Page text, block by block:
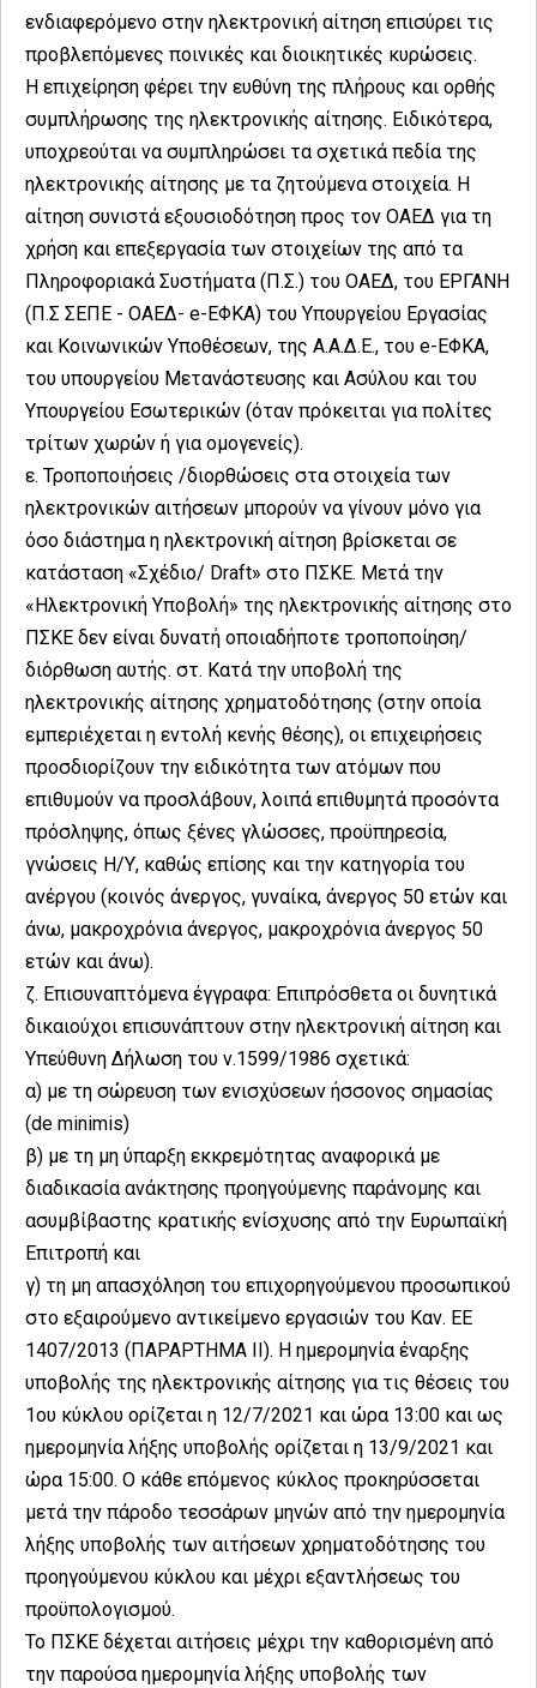
ενδιαφερόμενο στην ηλεκτρονική αίτηση επισύρει τις
προβλεπόμενες ποινικές και διοικητικές κυρώσεις.
Η επιχείρηση φέρει την ευθύνη της πλήρους και ορθής
συμπλήρωσης της ηλεκτρονικής αίτησης. Ειδικότερα,
υποχρεούται να συμπληρώσει τα σχετικά πεδία της
ηλεκτρονικής αίτησης με τα ζητούμενα στοιχεία. Η
αίτηση συνιστά εξουσιοδότηση προς τον ΟΑΕΔ για τη
χρήση και επεξεργασία των στοιχείων της από τα
Πληροφοριακά Συστήματα (Π.Σ.) του ΟΑΕΔ, του ΕΡΓΑΝΗ
(Π.Σ ΣΕΠΕ - ΟΑΕΔ- e-ΕΦΚΑ) του Υπουργείου Εργασίας
και Κοινωνικών Υποθέσεων, της Α.Α.Δ.Ε., του e-ΕΦΚΑ,
του υπουργείου Μετανάστευσης και Ασύλου και του
Υπουργείου Εσωτερικών (όταν πρόκειται για πολίτες
τρίτων χωρών ή για ομογενείς).
ε. Τροποποιήσεις /διορθώσεις στα στοιχεία των
ηλεκτρονικών αιτήσεων μπορούν να γίνουν μόνο για
όσο διάστημα η ηλεκτρονική αίτηση βρίσκεται σε
κατάσταση «Σχέδιο/ Draft» στο ΠΣΚΕ. Μετά την
«Ηλεκτρονική Υποβολή» της ηλεκτρονικής αίτησης στο
ΠΣΚΕ δεν είναι δυνατή οποιαδήποτε τροποποίηση/
διόρθωση αυτής. στ. Κατά την υποβολή της
ηλεκτρονικής αίτησης χρηματοδότησης (στην οποία
εμπεριέχεται η εντολή κενής θέσης), οι επιχειρήσεις
προσδιορίζουν την ειδικότητα των ατόμων που
επιθυμούν να προσλάβουν, λοιπά επιθυμητά προσόντα
πρόσληψης, όπως ξένες γλώσσες, προϋπηρεσία,
γνώσεις Η/Υ, καθώς επίσης και την κατηγορία του
ανέργου (κοινός άνεργος, γυναίκα, άνεργος 50 ετών και
άνω, μακροχρόνια άνεργος, μακροχρόνια άνεργος 50
ετών και άνω).
ζ. Επισυναπτόμενα έγγραφα: Επιπρόσθετα οι δυνητικά
δικαιούχοι επισυνάπτουν στην ηλεκτρονική αίτηση και
Υπεύθυνη Δήλωση του ν.1599/1986 σχετικά:
α) με τη σώρευση των ενισχύσεων ήσσονος σημασίας
(de minimis)
β) με τη μη ύπαρξη εκκρεμότητας αναφορικά με
διαδικασία ανάκτησης προηγούμενης παράνομης και
ασυμβίβαστης κρατικής ενίσχυσης από την Ευρωπαϊκή
Επιτροπή και
γ) τη μη απασχόληση του επιχορηγούμενου προσωπικού
στο εξαιρούμενο αντικείμενο εργασιών του Καν. ΕΕ
1407/2013 (ΠΑΡΑΡΤΗΜΑ ΙΙ). Η ημερομηνία έναρξης
υποβολής της ηλεκτρονικής αίτησης για τις θέσεις του
1ου κύκλου ορίζεται η 12/7/2021 και ώρα 13:00 και ως
ημερομηνία λήξης υποβολής ορίζεται η 13/9/2021 και
ώρα 15:00. Ο κάθε επόμενος κύκλος προκηρύσσεται
μετά την πάροδο τεσσάρων μηνών από την ημερομηνία
λήξης υποβολής των αιτήσεων χρηματοδότησης του
προηγούμενου κύκλου και μέχρι εξαντλήσεως του
προϋπολογισμού.
Το ΠΣΚΕ δέχεται αιτήσεις μέχρι την καθορισμένη από
την παρούσα ημερομηνία λήξης υποβολής των